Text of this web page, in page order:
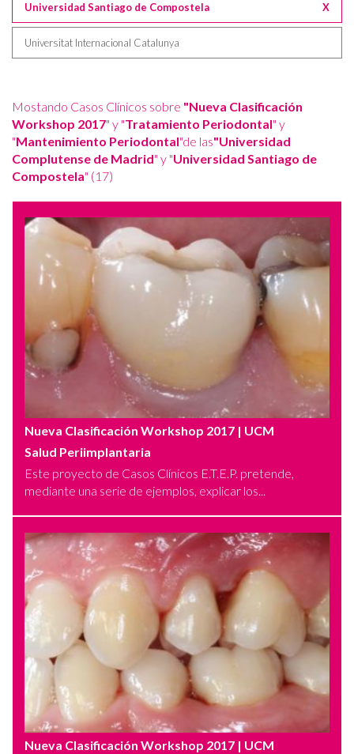
Universidad Santiago de Compostela X
Universitat Internacional Catalunya
Mostando Casos Clínicos sobre "Nueva Clasificación
Workshop 2017" y "Tratamiento Periodontal" y
"Mantenimiento Periodontal"de las"Universidad
Complutense de Madrid" y "Universidad Santiago de
Compostela" (17)
Nueva Clasificación Workshop 2017 | UCM
Salud Periimplantaria
Este proyecto de Casos Clínicos E.T.E.P. pretende,
mediante una serie de ejemplos, explicar los...
Nueva Clasificación Workshop 2017 | UCM